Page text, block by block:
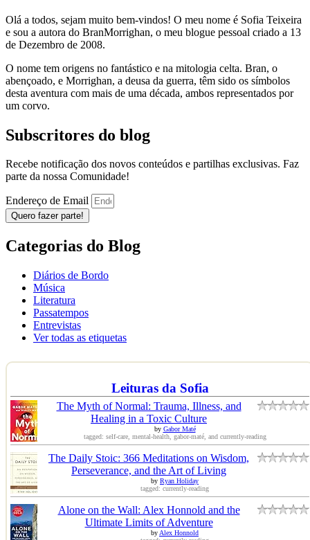
Olá a todos, sejam muito bem-vindos! O meu nome é Sofia Teixeira
e sou a autora do BranMorrighan, o meu blogue pessoal criado a 13
de Dezembro de 2008.
O nome tem origens no fantástico e na mitologia celta. Bran, o
abençoado, e Morrighan, a deusa da guerra, têm sido os símbolos
desta aventura com mais de uma década, ambos representados por
um corvo.
Subscritores do blog
Recebe notificação dos novos conteúdos e partilhas exclusivas. Faz
parte da nossa Comunidade!
Endereço de Email
Quero fazer parte!
Categorias do Blog
Diários de Bordo
Música
Literatura
Passatempos
Entrevistas
Ver todas as etiquetas
Leituras da Sofia
The Myth of Normal: Trauma, Illness, and
Healing in a Toxic Culture
by Gabor Maté
tagged: self-care, mental-health, gabor-maté, and currently-reading
The Daily Stoic: 366 Meditations on Wisdom,
Perseverance, and the Art of Living
by Ryan Holiday
tagged: currently-reading
Alone on the Wall: Alex Honnold and the
Ultimate Limits of Adventure
by Alex Honnold